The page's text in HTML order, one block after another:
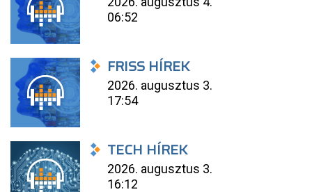
06:52
FRISS HÍREK
2026. augusztus 3.
17:54
TECH HÍREK
2026. augusztus 3.
16:12